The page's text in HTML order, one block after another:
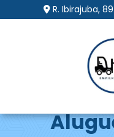
R. Ibirajuba,